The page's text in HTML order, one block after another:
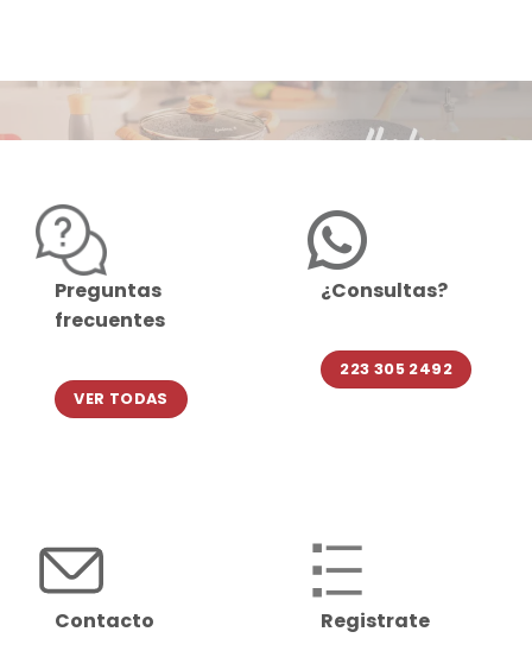
Preguntas
frecuentes
VER TODAS
¿Consultas?
223 305 2492
Contacto Registrate